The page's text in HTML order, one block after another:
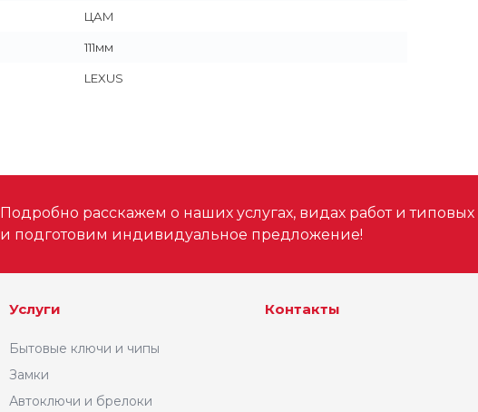
ЦАМ
111мм
LEXUS
Подробно расскажем о наших услугах, видах работ и типовых
и подготовим индивидуальное предложение!
Услуги
Бытовые ключи и чипы
Замки
Автоключи и брелоки
Контакты